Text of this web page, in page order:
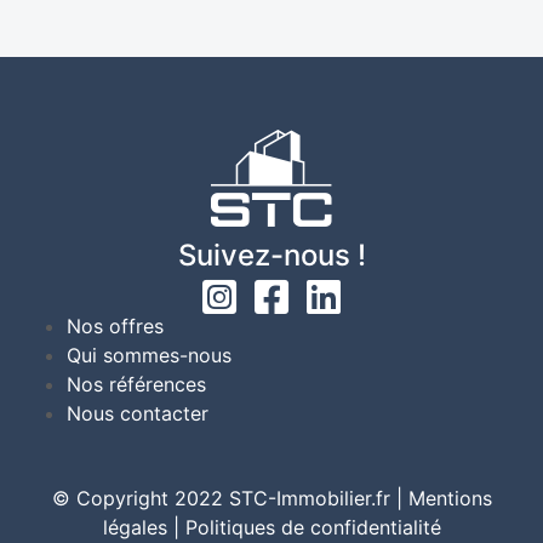
Suivez-nous !
Nos offres
Qui sommes-nous
Nos références
Nous contacter
© Copyright 2022 STC-Immobilier.fr | Mentions
légales| Politiques de confidentialité